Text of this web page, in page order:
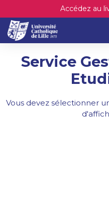
Accédez au
Service
Vous devez sélectionner